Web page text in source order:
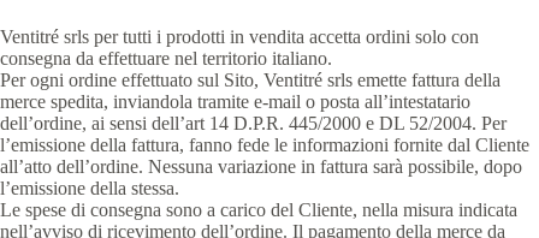
Ventitré srls per tutti i prodotti in vendita accetta ordini solo con
consegna da effettuare nel territorio italiano.
Per ogni ordine effettuato sul Sito, Ventitré srls emette fattura della
merce spedita, inviandola tramite e-mail o posta all’intestatario
dell’ordine, ai sensi dell’art 14 D.P.R. 445/2000 e DL 52/2004. Per
l’emissione della fattura, fanno fede le informazioni fornite dal Cliente
all’atto dell’ordine. Nessuna variazione in fattura sarà possibile, dopo
l’emissione della stessa.
Le spese di consegna sono a carico del Cliente, nella misura indicata
nell’avviso di ricevimento dell’ordine. Il pagamento della merce da